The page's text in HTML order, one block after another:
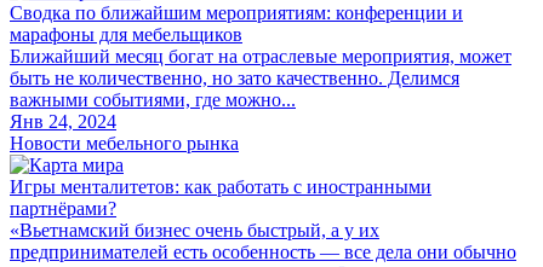
Сводка по ближайшим мероприятиям: конференции и
марафоны для мебельщиков
Ближайший месяц богат на отраслевые мероприятия, может
быть не количественно, но зато качественно. Делимся
важными событиями, где можно...
Янв 24, 2024
Новости мебельного рынка
Игры менталитетов: как работать с иностранными
партнёрами?
«Вьетнамский бизнес очень быстрый, а у их
предпринимателей есть особенность — все дела они обычно